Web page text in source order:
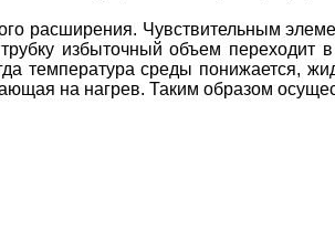
расширения. Чувствительным
избыточный объем
температура среды понижается,
на нагрев. Таким образом